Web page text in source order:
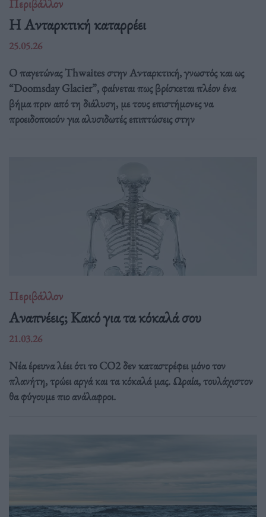
Περιβάλλον
Η Ανταρκτική καταρρέει
25.05.26
Ο παγετώνας Thwaites στην Ανταρκτική, γνωστός και ως
“Doomsday Glacier”, φαίνεται πως βρίσκεται πλέον ένα
βήμα πριν από τη διάλυση, με τους επιστήμονες να
προειδοποιούν για αλυσιδωτές επιπτώσεις στην
Περιβάλλον
Αναπνέεις; Κακό για τα κόκαλά σου
21.03.26
Νέα έρευνα λέει ότι το CO2 δεν καταστρέφει μόνο τον
πλανήτη, τρώει αργά και τα κόκαλά μας. Ωραία, τουλάχιστον
θα φύγουμε πιο ανάλαφροι.